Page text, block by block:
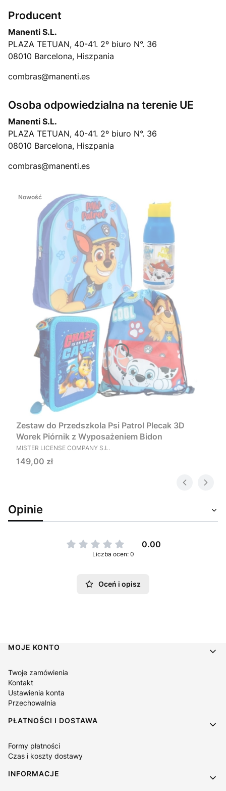
Producent
Manenti S.L.
PLAZA TETUAN, 40-41. 2º biuro N°. 36
08010 Barcelona, Hiszpania
combras@manenti.es
Osoba odpowiedzialna na terenie UE
Manenti S.L.
PLAZA TETUAN, 40-41. 2º biuro N°. 36
08010 Barcelona, Hiszpania
combras@manenti.es
Nowość
Zestaw do Przedszkola Psi Patrol Plecak 3D
Worek Piórnik z Wyposażeniem Bidon
PRODUCENT
MISTER LICENSE COMPANY S.L.
Cena
149,00 zł
Opinie
0.00
Liczba ocen: 0
Oceń i opisz
Linki w stopce
MOJE KONTO
Twoje zamówienia
Kontakt
Ustawienia konta
Przechowalnia
PŁATNOŚCI I DOSTAWA
Formy płatności
Czas i koszty dostawy
INFORMACJE